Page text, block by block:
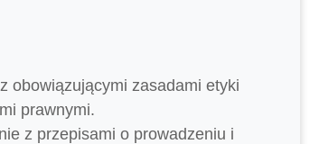
obowiązującymi zasadami etyki
prawnymi.
z przepisami o prowadzeniu i